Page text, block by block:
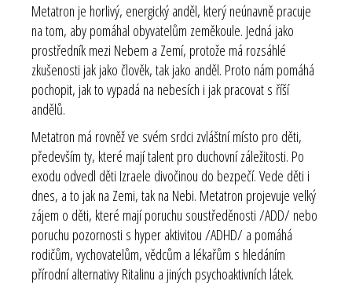
Metatron je horlivý, energický anděl, který neúnavně pracuje
na tom, aby pomáhal obyvatelům zeměkoule. Jedná jako
prostředník mezi Nebem a Zemí, protože má rozsáhlé
zkušenosti jak jako člověk, tak jako anděl. Proto nám pomáhá
pochopit, jak to vypadá na nebesích i jak pracovat s říší
andělů.
Metatron má rovněž ve svém srdci zvláštní místo pro děti,
především ty, které mají talent pro duchovní záležitosti. Po
exodu odvedl děti Izraele divočinou do bezpečí. Vede děti i
dnes, a to jak na Zemi, tak na Nebi. Metatron projevuje velký
zájem o děti, které mají poruchu soustředěnosti /ADD/ nebo
poruchu pozornosti s hyper aktivitou /ADHD/ a pomáhá
rodičům, vychovatelům, vědcům a lékařům s hledáním
přírodní alternativy Ritalinu a jiných psychoaktivních látek.